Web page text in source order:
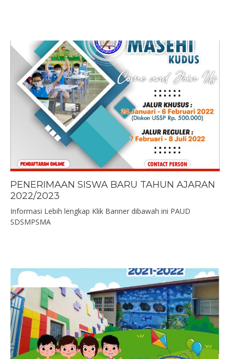
PENERIMAAN SISWA BARU TAHUN AJARAN
2022/2023
Informasi Lebih lengkap Klik Banner dibawah ini PAUD
SDSMPSMA